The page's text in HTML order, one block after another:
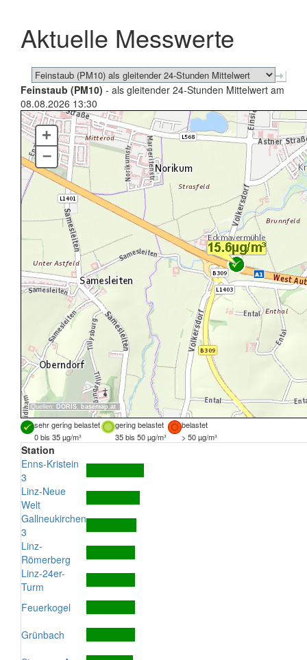
schließen
Aktuelle Messwerte
Feinstaub (PM10) - als gleitender 24-Stunden Mittelwert am
08.08.2026 13:30
Quellen: DORIS, basemap.at
+
–
sehr gering belastet gering belastet
belastet
0 bis 35 µg/m³
35 bis 50 µg/m³ > 50 µg/m³
Station
Enns-Kristein
3
Linz-Neue
Welt
Gallneukirchen
3
Linz-
Römerberg
Linz-24er-
Turm
Feuerkogel
Grünbach